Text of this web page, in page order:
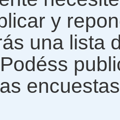
y
una lista